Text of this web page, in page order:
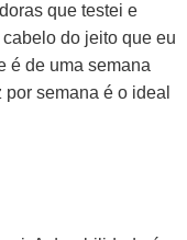
que testei e
do jeito que eu
é de uma semana
semana é o ideal